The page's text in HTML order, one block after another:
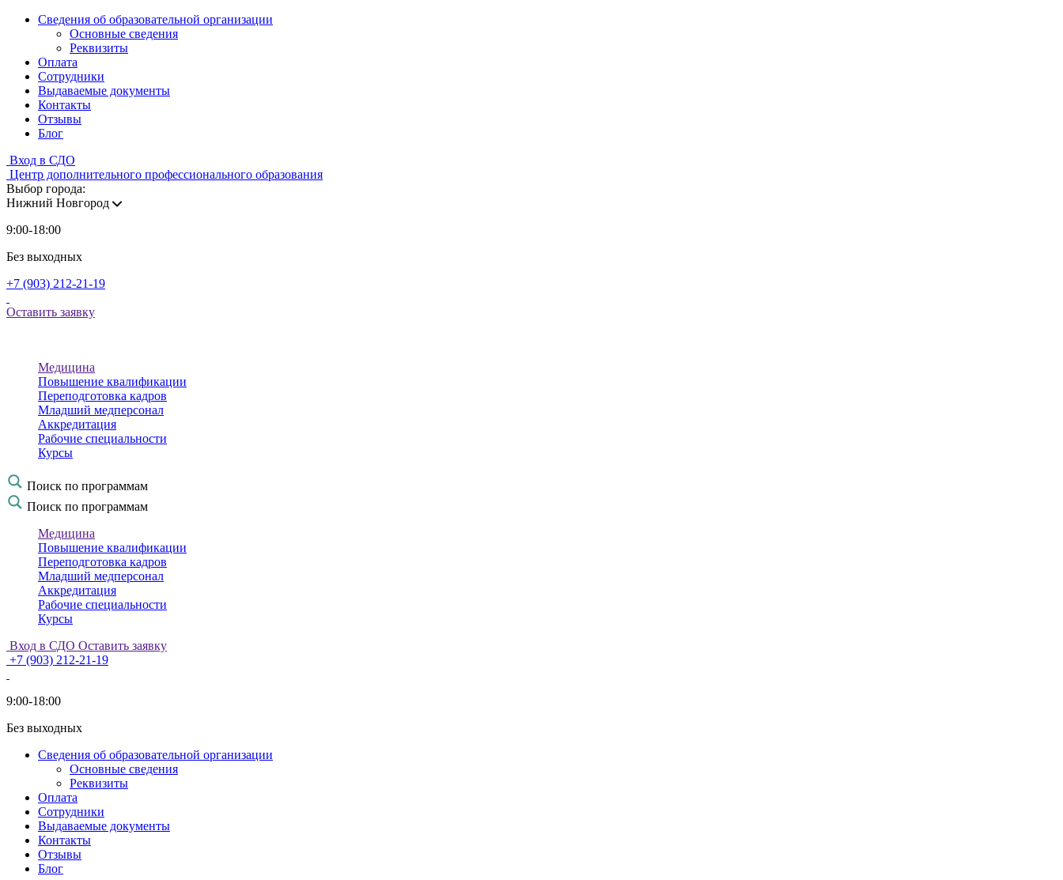
Сведения об образовательной организации
Основные сведения
Реквизиты
Оплата
Сотрудники
Выдаваемые документы
Контакты
Отзывы
Блог
Вход в СДО
Центр дополнительного профессионального образования
Выбор города:
Нижний Новгород
9:00-18:00
Без выходных
+7 (903) 212-21-19
Оставить заявку
Медицина
Повышение квалификации
Переподготовка кадров
Младший медперсонал
Аккредитация
Рабочие специальности
Курсы
Поиск по программам
Поиск по программам
Медицина
Повышение квалификации
Переподготовка кадров
Младший медперсонал
Аккредитация
Рабочие специальности
Курсы
Вход в СДО Оставить заявку
+7 (903) 212-21-19
9:00-18:00
Без выходных
Сведения об образовательной организации
Основные сведения
Реквизиты
Оплата
Сотрудники
Выдаваемые документы
Контакты
Отзывы
Блог